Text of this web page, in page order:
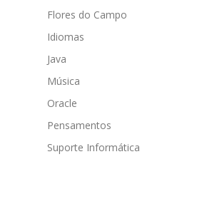
Flores do Campo
Idiomas
Java
Música
Oracle
Pensamentos
Suporte Informática